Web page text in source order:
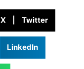
X | Twitter
LinkedIn